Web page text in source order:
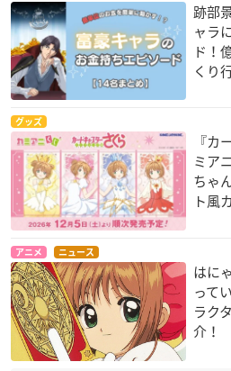
跡部
ャラ
ド！
くり
グッズ
『カ
ミア
ちゃ
ト風
アニメ ニュース
はに
って
ラク
介！